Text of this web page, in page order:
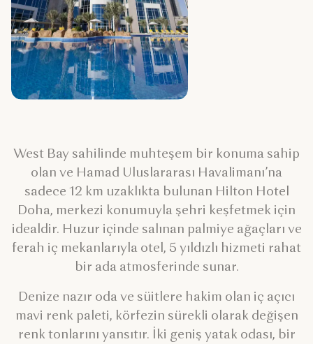
West Bay sahilinde muhteşem bir konuma sahip
olan ve Hamad Uluslararası Havalimanı’na
sadece 12 km uzaklıkta bulunan Hilton Hotel
Doha, merkezi konumuyla şehri keşfetmek için
idealdir. Huzur içinde salınan palmiye ağaçları ve
ferah iç mekanlarıyla otel, 5 yıldızlı hizmeti rahat
bir ada atmosferinde sunar.
Denize nazır oda ve süitlere hakim olan iç açıcı
mavi renk paleti, körfezin sürekli olarak değişen
renk tonlarını yansıtır. İki geniş yatak odası, bir